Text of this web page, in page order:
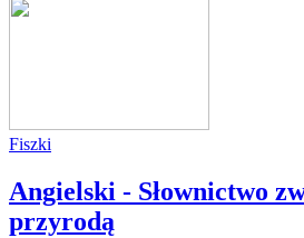
Fiszki
Angielski - Słownictwo
przyrodą